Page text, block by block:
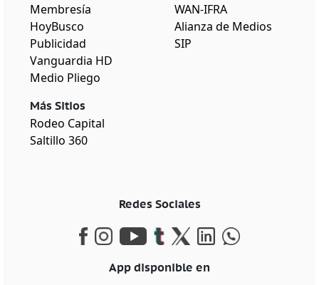
Membresía
HoyBusco
Publicidad
Vanguardia HD
Medio Pliego
Más Sitios
Rodeo Capital
Saltillo 360
WAN-IFRA
Alianza de Medios
SIP
Redes Sociales
App disponible en